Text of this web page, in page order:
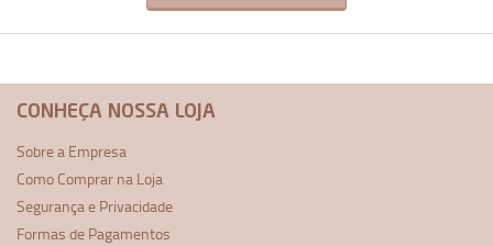
CONHEÇA NOSSA LOJA
Sobre a Empresa
Como Comprar na Loja
Segurança e Privacidade
Formas de Pagamentos